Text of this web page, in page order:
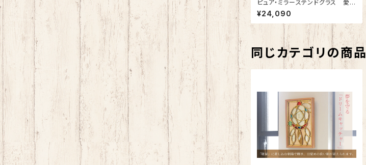
ピュア・ミラーステンドグラス 愛情
の「バラ」SH-PS01
¥24,090
同じカテゴリの商品